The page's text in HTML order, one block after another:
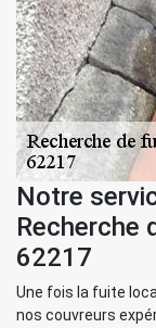
Notre
Recherche
62217
Une fois la fuite
nos couvreurs